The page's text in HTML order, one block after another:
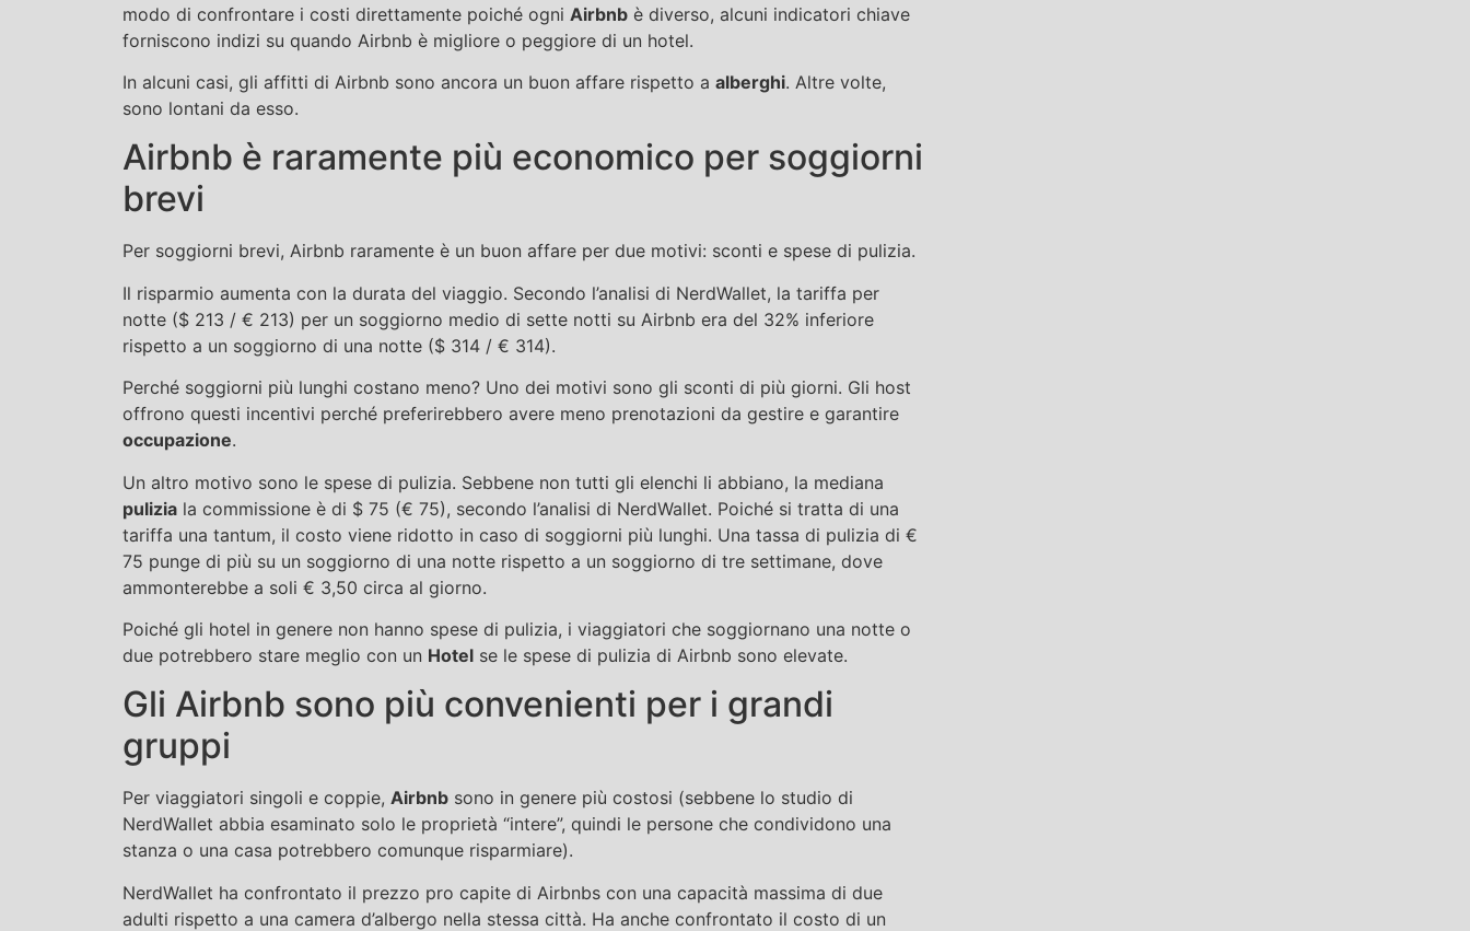
modo di confrontare i costi direttamente poiché ogni Airbnb è diverso, alcuni indicatori chiave
forniscono indizi su quando Airbnb è migliore o peggiore di un hotel.
In alcuni casi, gli affitti di Airbnb sono ancora un buon affare rispetto a alberghi. Altre volte,
sono lontani da esso.
Airbnb è raramente più economico per soggiorni
brevi
Per soggiorni brevi, Airbnb raramente è un buon affare per due motivi: sconti e spese di pulizia.
Il risparmio aumenta con la durata del viaggio. Secondo l’analisi di NerdWallet, la tariffa per
notte ($ 213 / € 213) per un soggiorno medio di sette notti su Airbnb era del 32% inferiore
rispetto a un soggiorno di una notte ($ 314 / € 314).
Perché soggiorni più lunghi costano meno? Uno dei motivi sono gli sconti di più giorni. Gli host
offrono questi incentivi perché preferirebbero avere meno prenotazioni da gestire e garantire
occupazione.
Un altro motivo sono le spese di pulizia. Sebbene non tutti gli elenchi li abbiano, la mediana
pulizia la commissione è di $ 75 (€ 75), secondo l’analisi di NerdWallet. Poiché si tratta di una
tariffa una tantum, il costo viene ridotto in caso di soggiorni più lunghi. Una tassa di pulizia di €
75 punge di più su un soggiorno di una notte rispetto a un soggiorno di tre settimane, dove
ammonterebbe a soli € 3,50 circa al giorno.
Poiché gli hotel in genere non hanno spese di pulizia, i viaggiatori che soggiornano una notte o
due potrebbero stare meglio con un Hotel se le spese di pulizia di Airbnb sono elevate.
Gli Airbnb sono più convenienti per i grandi
gruppi
Per viaggiatori singoli e coppie, Airbnb sono in genere più costosi (sebbene lo studio di
NerdWallet abbia esaminato solo le proprietà “intere”, quindi le persone che condividono una
stanza o una casa potrebbero comunque risparmiare).
NerdWallet ha confrontato il prezzo pro capite di Airbnbs con una capacità massima di due
adulti rispetto a una camera d’albergo nella stessa città. Ha anche confrontato il costo di un